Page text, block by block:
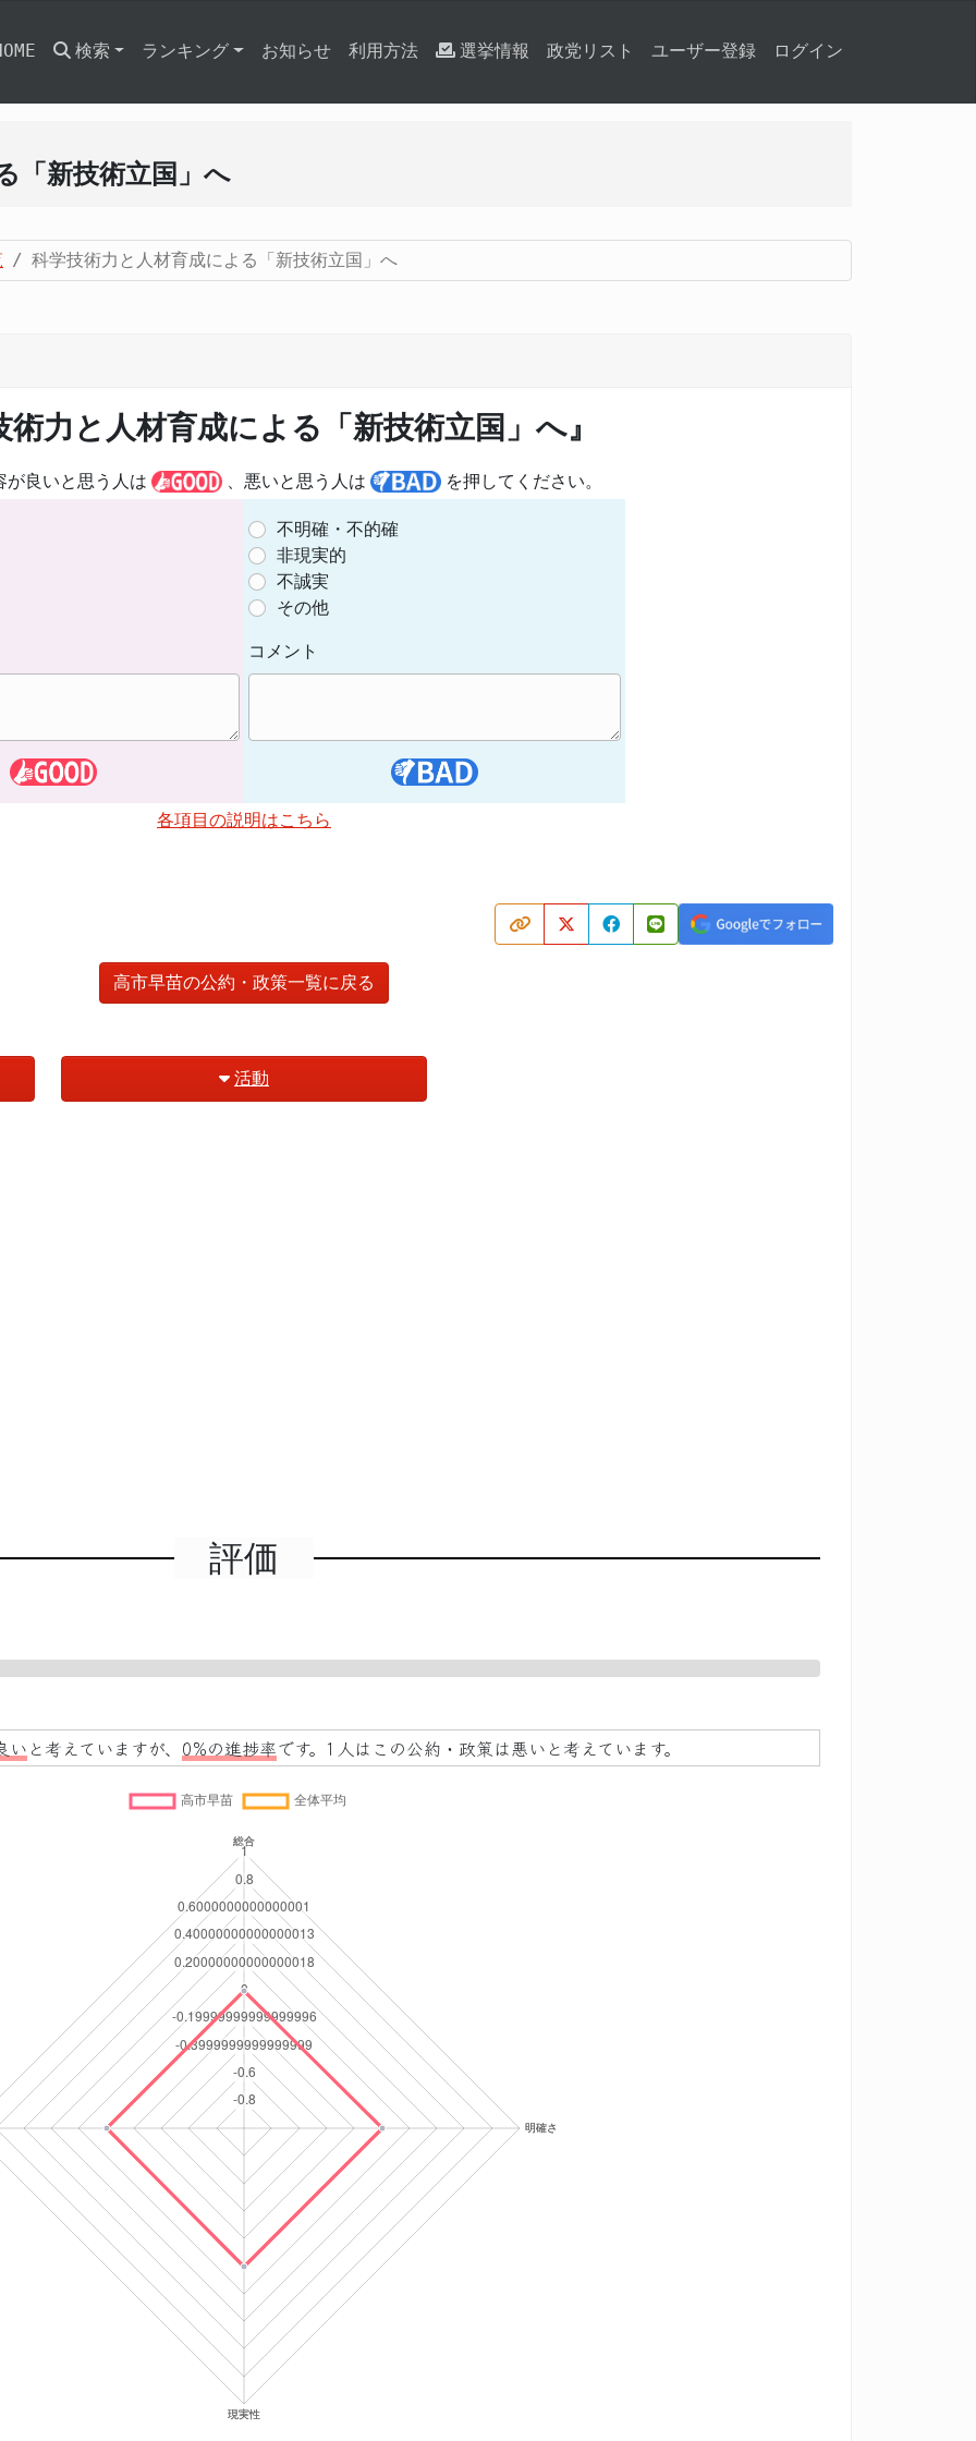
検索 ランキング お知らせ 利用方法 選挙情報 政党リスト ユーザー登録 ログイン
「新技術立国」へ
科学技術力と人材育成による「新技術立国」へ
術力と人材育成による「新技術立国」へ』
が良いと思う人は 、悪いと思う人は を押してください。
不明確・不的確
非現実的
不誠実
その他
コメント
各項目の説明はこちら
高市早苗の公約・政策一覧に戻る
活動
評価
い と考えていますが、 0%の進捗率です。1人はこの公約・政策は悪いと考えています。